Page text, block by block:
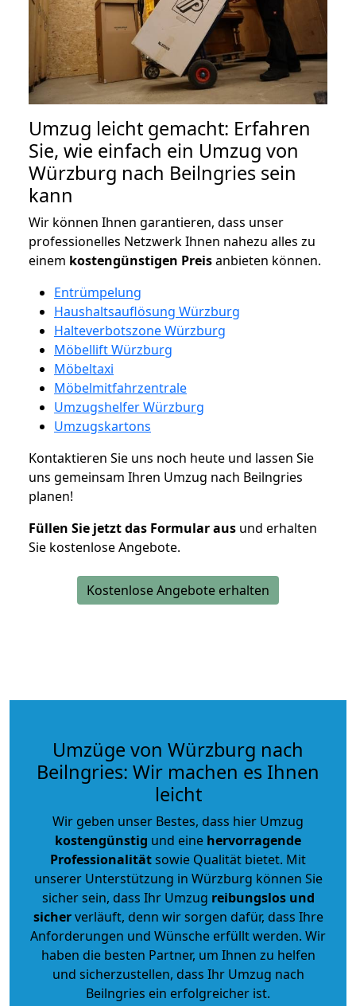
Umzug leicht gemacht: Erfahren
Sie, wie einfach ein Umzug von
Würzburg nach Beilngries sein
kann
Wir können Ihnen garantieren, dass unser
professionelles Netzwerk Ihnen nahezu alles zu
einem kostengünstigen Preisanbieten können.
Entrümpelung
Haushaltsauflösung Würzburg
Halteverbotszone Würzburg
Möbellift Würzburg
Möbeltaxi
Möbelmitfahrzentrale
Umzugshelfer Würzburg
Umzugskartons
Kontaktieren Sie uns noch heute und lassen Sie
uns gemeinsam Ihren Umzug nach Beilngries
planen!
Füllen Sie jetzt das Formular aus und erhalten
Sie kostenlose Angebote.
Kostenlose Angebote erhalten
Umzüge von Würzburg nach
Beilngries: Wir machen es Ihnen
leicht
Wir geben unser Bestes, dass hier Umzug
kostengünstig und eine hervorragende
Professionalitätsowie Qualität bietet. Mit
unserer Unterstützung in Würzburg können Sie
sicher sein, dass Ihr Umzug reibungslos und
sicherverläuft, denn wir sorgen dafür, dass Ihre
Anforderungen und Wünsche erfüllt werden. Wir
haben die besten Partner, um Ihnen zu helfen
und sicherzustellen, dass Ihr Umzug nach
Beilngries ein erfolgreicher ist.